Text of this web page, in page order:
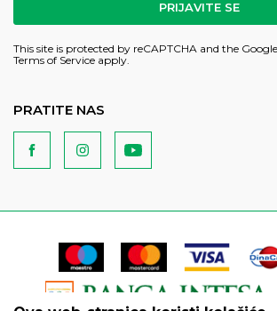
PRIJAVITE SE
This site is protected by reCAPTCHA and the Google
Terms of Service apply.
PRATITE NAS